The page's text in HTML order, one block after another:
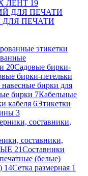
ЛЕНТ 19
ПЕЧАТИ
20Садовые бирки-
бирки-петельки
бирки для
бирки 7Кабельные
кабеля 6Этикетки
3
составники,
21Составники
(белые)
14Сетка размерная 1